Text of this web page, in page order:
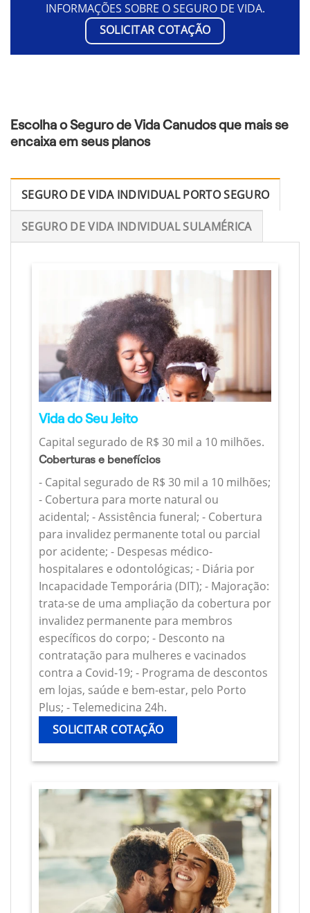
INFORMAÇÕES SOBRE O SEGURO DE VIDA.
SOLICITAR COTAÇÃO
Escolha o Seguro de Vida Canudos que mais se
encaixa em seus planos
SEGURO DE VIDA INDIVIDUAL PORTO SEGURO
SEGURO DE VIDA INDIVIDUAL SULAMÉRICA
Vida do Seu Jeito
Capital segurado de R$ 30 mil a 10 milhões.
Coberturas e benefícios
- Capital segurado de R$ 30 mil a 10 milhões;
- Cobertura para morte natural ou
acidental; - Assistência funeral; - Cobertura
para invalidez permanente total ou parcial
por acidente; - Despesas médico-
hospitalares e odontológicas; - Diária por
Incapacidade Temporária (DIT); - Majoração:
trata-se de uma ampliação da cobertura por
invalidez permanente para membros
específicos do corpo; - Desconto na
contratação para mulheres e vacinados
contra a Covid-19; - Programa de descontos
em lojas, saúde e bem-estar, pelo Porto
Plus; - Telemedicina 24h.
SOLICITAR COTAÇÃO